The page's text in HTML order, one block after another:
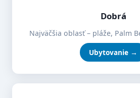
Dobrá
Najväčšia oblasť – pláže, Palm
Ubytovanie →